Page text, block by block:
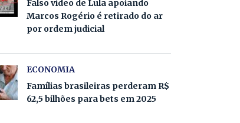
Falso vídeo de Lula apoiando
Marcos Rogério é retirado do ar
por ordem judicial
ECONOMIA
Famílias brasileiras perderam R$
62,5 bilhões para bets em 2025